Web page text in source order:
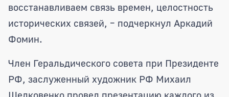
восстанавливаем связь времен, целостность
исторических связей, – подчеркнул Аркадий
Фомин.
Член Геральдического совета при Президенте
РФ, заслуженный художник РФ Михаил
Шелковенко провел презентацию каждого из